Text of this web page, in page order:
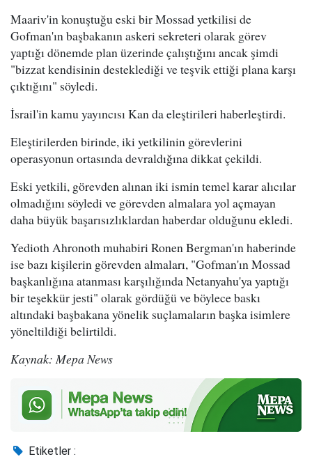
Maariv'in konuştuğu eski bir Mossad yetkilisi de
Gofman'ın başbakanın askeri sekreteri olarak görev
yaptığı dönemde plan üzerinde çalıştığını ancak şimdi
"bizzat kendisinin desteklediği ve teşvik ettiği plana karşı
çıktığını" söyledi.
İsrail'in kamu yayıncısı Kan da eleştirileri haberleştirdi.
Eleştirilerden birinde, iki yetkilinin görevlerini
operasyonun ortasında devraldığına dikkat çekildi.
Eski yetkili, görevden alınan iki ismin temel karar alıcılar
olmadığını söyledi ve görevden almalara yol açmayan
daha büyük başarısızlıklardan haberdar olduğunu ekledi.
Yedioth Ahronoth muhabiri Ronen Bergman'ın haberinde
ise bazı kişilerin görevden almaları, "Gofman'ın Mossad
başkanlığına atanması karşılığında Netanyahu'ya yaptığı
bir teşekkür jesti" olarak gördüğü ve böylece baskı
altındaki başbakana yönelik suçlamaların başka isimlere
yöneltildiği belirtildi.
Kaynak: Mepa News
Etiketler :